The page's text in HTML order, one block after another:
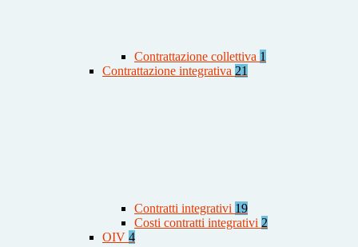
Contrattazione collettiva 1
Contrattazione integrativa 21
Contratti integrativi 19
Costi contratti integrativi 2
OIV 4